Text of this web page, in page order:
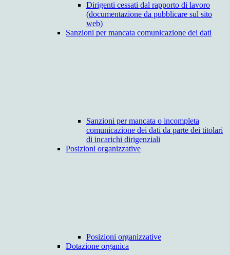
Dirigenti cessati dal rapporto di lavoro
(documentazione da pubblicare sul sito
web)
Sanzioni per mancata comunicazione dei dati
Sanzioni per mancata o incompleta
comunicazione dei dati da parte dei titolari
di incarichi dirigenziali
Posizioni organizzative
Posizioni organizzative
Dotazione organica